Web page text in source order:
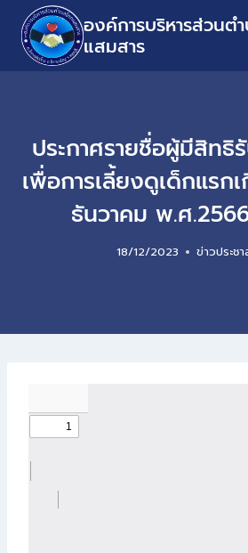
องค์การบริหารส่วนต
แสมสาร
ประกาศรายชื่อผู้มีสิทธิ
เพื่อการเลี้ยงดูเด็กแรก
ธันวาคม พ.ศ
18/12/2023 ข่าวประช